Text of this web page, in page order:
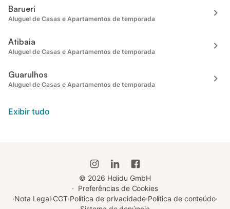
Barueri
Aluguel de Casas e Apartamentos de temporada
Atibaia
Aluguel de Casas e Apartamentos de temporada
Guarulhos
Aluguel de Casas e Apartamentos de temporada
Exibir tudo
© 2026 Holidu GmbH
· Preferências de Cookies
·Nota Legal·CGT·Política de privacidade·Política de conteúdo·